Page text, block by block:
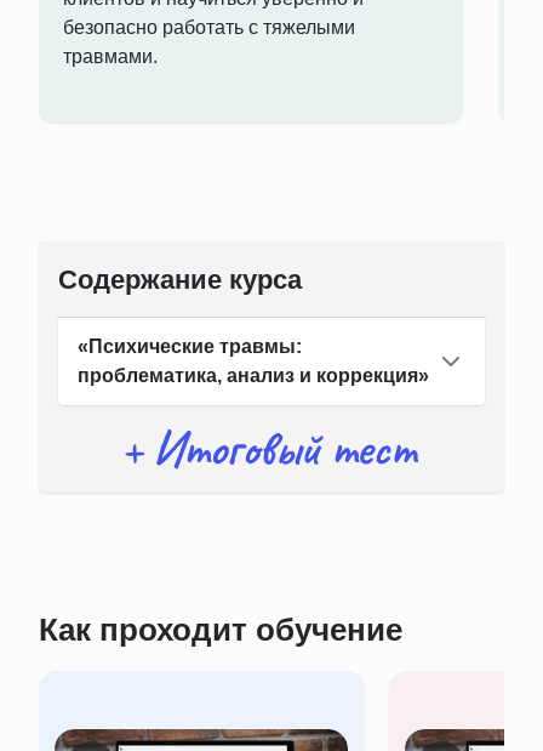
безопасно работать с тяжелыми
травмами.
Содержание курса
«Психические травмы:
проблематика, анализ и коррекция»
Как проходит обучение